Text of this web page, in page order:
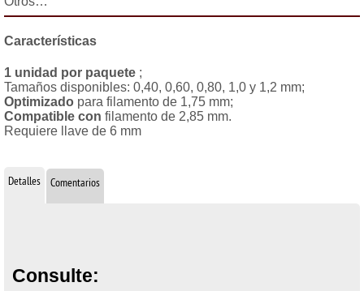
Características
1 unidad por paquete ;
Tamaños disponibles: 0,40, 0,60, 0,80, 1,0 y 1,2 mm;
Optimizado para filamento de 1,75 mm;
Compatible con filamento de 2,85 mm.
Requiere llave de 6 mm
Detalles Comentarios
Consulte: